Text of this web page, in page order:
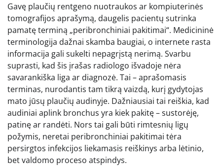
Gavę plaučių rentgeno nuotraukos ar kompiuterinės
tomografijos aprašymą, daugelis pacientų sutrinka
pamatę terminą „peribronchiniai pakitimai“. Medicininė
terminologija dažnai skamba baugiai, o internete rasta
informacija gali sukelti nepagrįstą nerimą. Svarbu
suprasti, kad šis įrašas radiologo išvadoje nėra
savarankiška liga ar diagnozė. Tai – aprašomasis
terminas, nurodantis tam tikrą vaizdą, kurį gydytojas
mato jūsų plaučių audinyje. Dažniausiai tai reiškia, kad
audiniai aplink bronchus yra kiek pakitę – sustorėję,
patinę ar randėti. Nors tai gali būti rimtesnių ligų
požymis, neretai peribronchiniai pakitimai tėra
persirgtos infekcijos liekamasis reiškinys arba lėtinio,
bet valdomo proceso atspindys.